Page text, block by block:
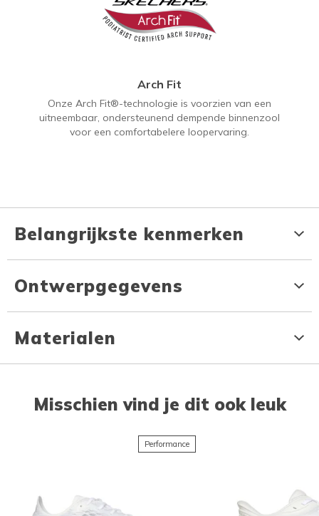
Arch Fit
Onze Arch Fit®-technologie is voorzien van een
uitneembaar, ondersteunend dempende binnenzool
voor een comfortabelere loopervaring.
Belangrijkste kenmerken
Ontwerpgegevens
Materialen
Misschien vind je dit ook leuk
Performance